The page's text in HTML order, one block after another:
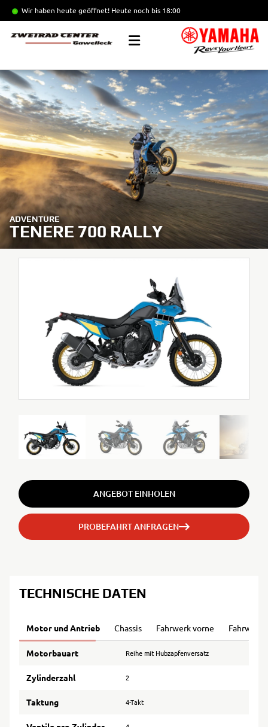
Wir haben heute geöffnet! Heute noch bis 18:00
ADVENTURE
TENERE 700 RALLY
ANGEBOT EINHOLEN
PROBEFAHRT ANFRAGEN
TECHNISCHE DATEN
Motor und Antrieb Chassis Fahrwerk vorne Fahrwerk
Motorbauart Reihe mit Hubzapfenversatz
Zylinderzahl 2
Taktung 4-Takt